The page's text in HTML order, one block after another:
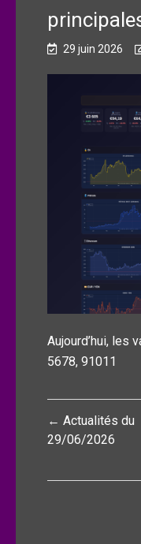
29 juin 2026
Aujourd’hui, les
5678, 91011
Navigation
de
l’article
← Actualités du
29/06/2026